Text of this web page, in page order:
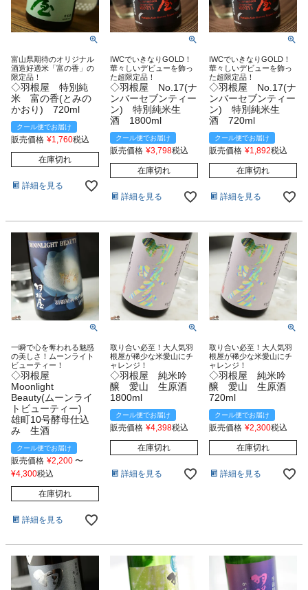
富山県期待のオリジナル
酒造好適米「富の香」の
限定品！
◇羽根屋 特別純
米 富の香(とみの
かおり) 720ml
クール便でお届け
販売価格 ¥1,760税込
在庫切れ
詳細を見る
IWCでいきなりGOLD！
華々しいデビューを飾っ
た超限定品！
◇羽根屋 No.17(ナ
ンバーセブンティー
ン) 特別純米生
酒 1800ml
クール便でお届け
販売価格 ¥3,798税込
在庫切れ
詳細を見る
IWCでいきなりGOLD！
華々しいデビューを飾っ
た超限定品！
◇羽根屋 No.17(ナ
ンバーセブンティー
ン) 特別純米生
酒 720ml
クール便でお届け
販売価格 ¥1,892税込
在庫切れ
詳細を見る
一瞬で心を奪われる魅惑
の美しさ！ムーンライト
ビューティー！
◇羽根屋
Moonlight
Beauty(ムーンライ
トビューティー)
雄町10号酵母仕込
み 生酒
クール便でお届け
販売価格 ¥2,200 〜
¥4,300税込
在庫切れ
詳細を見る
取り合い必至！大人気羽
根屋が稀少な米愛山にチ
ャレンジ！
◇羽根屋 純米吟
醸 愛山 生原酒
1800ml
クール便でお届け
販売価格 ¥4,398税込
在庫切れ
詳細を見る
取り合い必至！大人気羽
根屋が稀少な米愛山にチ
ャレンジ！
◇羽根屋 純米吟
醸 愛山 生原酒
720ml
クール便でお届け
販売価格 ¥2,300税込
在庫切れ
詳細を見る